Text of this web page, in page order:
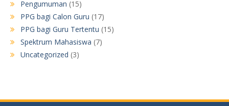
Pengumuman (15)
PPG bagi Calon Guru (17)
PPG bagi Guru Tertentu (15)
Spektrum Mahasiswa (7)
Uncategorized (3)